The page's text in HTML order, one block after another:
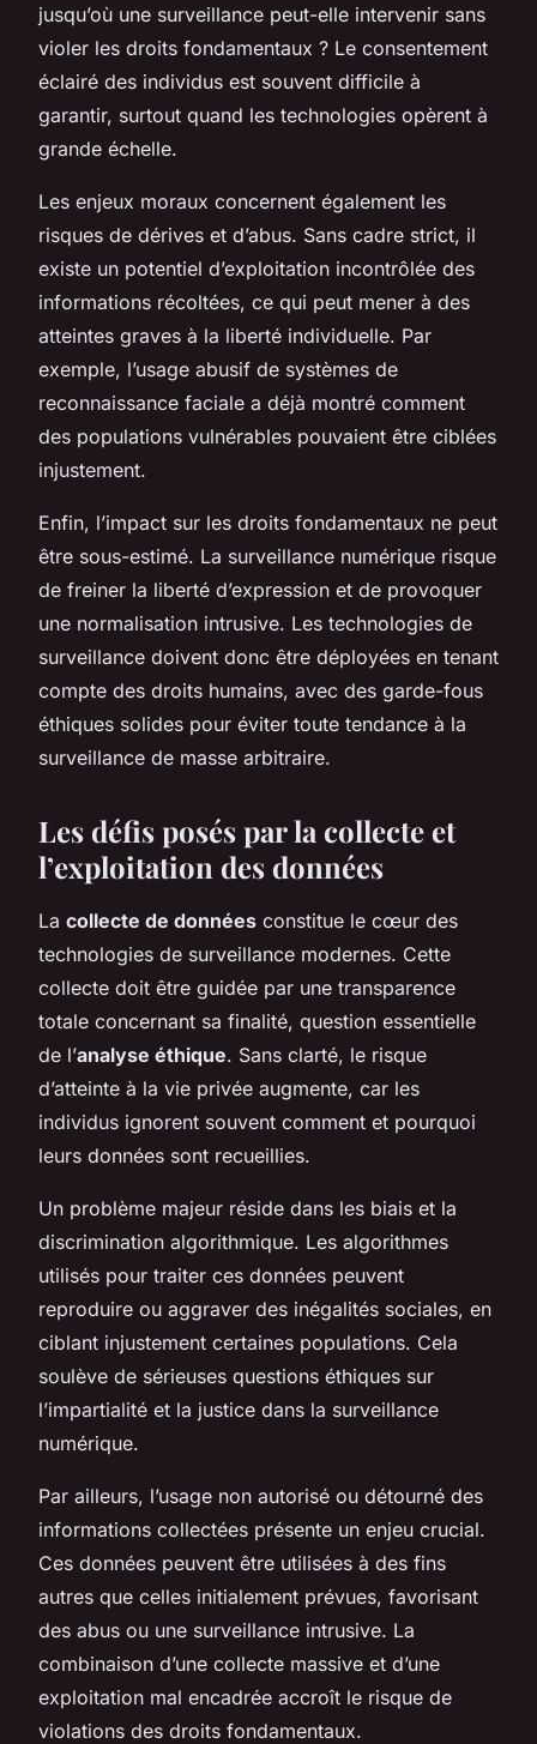
jusqu’où une surveillance peut-elle intervenir sans
violer les droits fondamentaux ? Le consentement
éclairé des individus est souvent difficile à
garantir, surtout quand les technologies opèrent à
grande échelle.
Les enjeux moraux concernent également les
risques de dérives et d’abus. Sans cadre strict, il
existe un potentiel d’exploitation incontrôlée des
informations récoltées, ce qui peut mener à des
atteintes graves à la liberté individuelle. Par
exemple, l’usage abusif de systèmes de
reconnaissance faciale a déjà montré comment
des populations vulnérables pouvaient être ciblées
injustement.
Enfin, l’impact sur les droits fondamentaux ne peut
être sous-estimé. La surveillance numérique risque
de freiner la liberté d’expression et de provoquer
une normalisation intrusive. Les technologies de
surveillance doivent donc être déployées en tenant
compte des droits humains, avec des garde-fous
éthiques solides pour éviter toute tendance à la
surveillance de masse arbitraire.
Les défis posés par la collecte et
l’exploitation des données
La collecte de données constitue le cœur des
technologies de surveillance modernes. Cette
collecte doit être guidée par une transparence
totale concernant sa finalité, question essentielle
de l’analyse éthique. Sans clarté, le risque
d’atteinte à la vie privée augmente, car les
individus ignorent souvent comment et pourquoi
leurs données sont recueillies.
Un problème majeur réside dans les biais et la
discrimination algorithmique. Les algorithmes
utilisés pour traiter ces données peuvent
reproduire ou aggraver des inégalités sociales, en
ciblant injustement certaines populations. Cela
soulève de sérieuses questions éthiques sur
l’impartialité et la justice dans la surveillance
numérique.
Par ailleurs, l’usage non autorisé ou détourné des
informations collectées présente un enjeu crucial.
Ces données peuvent être utilisées à des fins
autres que celles initialement prévues, favorisant
des abus ou une surveillance intrusive. La
combinaison d’une collecte massive et d’une
exploitation mal encadrée accroît le risque de
violations des droits fondamentaux.